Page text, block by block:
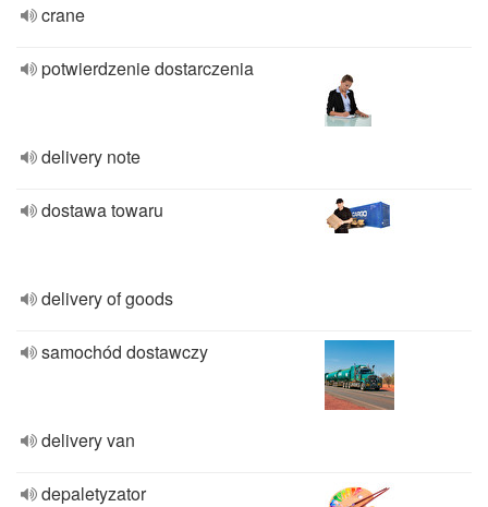
crane
potwierdzenie dostarczenia
delivery note
dostawa towaru
delivery of goods
samochód dostawczy
delivery van
depaletyzator